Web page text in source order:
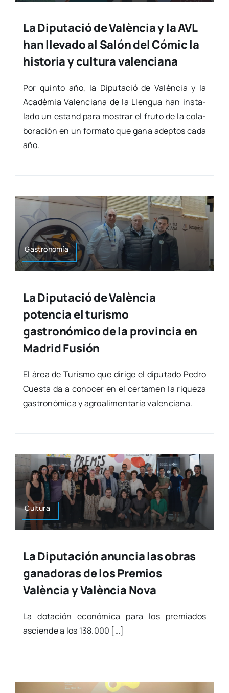
La Diputació de València y la AVL
han llevado al Salón del Cómic la
historia y cultura valenciana
Por quin­to año, la Dipu­tació de Valèn­cia y la
Aca­dè­mia Valen­cia­na de la Llen­gua han ins­ta­
la­do un estand para mos­trar el fru­to de la cola­
bo­ra­ción en un for­ma­to que gana adep­tos cada
año.
Gas­tro­no­mía
La Diputació de València
potencia el turismo
gastronómico de la provincia en
Madrid Fusión
El área de Turis­mo que diri­ge el dipu­tado Pedro
Cues­ta da a cono­cer en el cer­ta­men la rique­za
gas­tro­nó­mi­ca y agro­ali­men­ta­ria valen­cia­na.
Cul­tu­ra
La Diputación anuncia las obras
ganadoras de los Premios
València y València Nova
La dota­ción eco­nó­mi­ca para los pre­mia­dos
ascien­de a los 138.000 […]